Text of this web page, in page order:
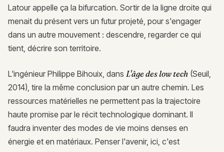
Latour appelle ça la bifurcation. Sortir de la ligne droite qui
menait du présent vers un futur projeté, pour s'engager
dans un autre mouvement : descendre, regarder ce qui
tient, décrire son territoire.
L'ingénieur Philippe Bihouix, dans L'âge des low tech (Seuil,
2014), tire la même conclusion par un autre chemin. Les
ressources matérielles ne permettent pas la trajectoire
haute promise par le récit technologique dominant. Il
faudra inventer des modes de vie moins denses en
énergie et en matériaux. Penser l'avenir, ici, c'est